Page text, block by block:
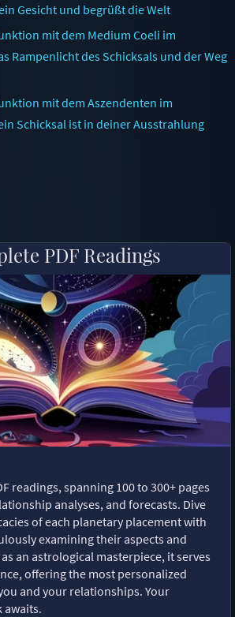
Gesicht und begrüßt die Welt
mit dem Medium Coeli im
Rampenlicht des Schicksals und der Weg
mit dem Aszendenten im
Schicksal ist in deiner Ausstrahlung
PDF Readings
readings, spanning 100 to 300+ pages
analyses, and forecasts. Dive
of each planetary placement with
examining their aspects and
an astrological masterpiece, it serves
offering the most personalized
and your relationships. Your
awaits.